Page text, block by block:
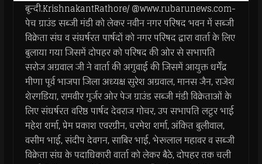
बून्दी.KrishnakantRathore/ @www.rubarunews.com-
पेच ग्राउंड सब्जी मंडी को लेकर नवीन नगर परिषद भवन में सब्जी
विक्रेता संघ व संघर्षरत पार्षदों को नगर परिषद द्वारा वार्ता के लिए
बुलाया गया जिसमें दोपहर को परिषद की ओर से सभापति
सरोज अग्रवाल जी ने वार्ता की अगुवाई की जिसमें आयुक्त धर्मेंद्र
मीणा पूर्व भाजपा जिला अध्यक्ष सुरेश अग्रवाल, मानस जैन, राजेश
शेरगडिया, रामवीर गुर्जर ओर पेज ग्राउंड सब्जी मंडी विक्रेताओं के
लिए संघर्षरत वरिष्ठ पार्षद देवराज गोचर, उप सभापति लटूर भाई
महेश शर्मा, प्रेम प्रकाश एवरग्रीन, चरमेश शर्मा, अंकित बुलीवाल,
वसीम भाई, संदीप देवगन, साबिर भाई, भेरूलाल महावर व सब्जी
विक्रेता संघ के पदाधिकारी वार्ता को लेकर बैठे, दोपहर तक चली